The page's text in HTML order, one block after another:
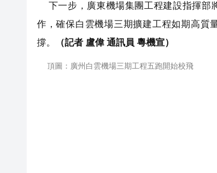
下一步，廣東機場集團工程建設指揮部
作，確保白雲機場三期擴建工程如期高質
撐。
（記者 盧偉 通訊員 粵機宣）
頂圖：廣州白雲機場三期工程五跑開始校飛